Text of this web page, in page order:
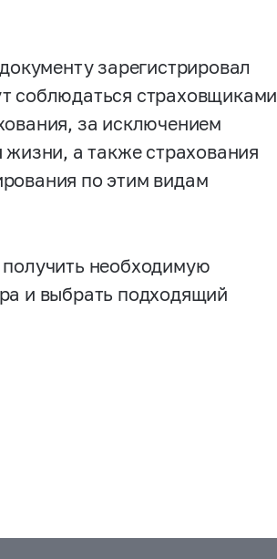
зарегистрировал
соблюдаться страховщиками
за исключением
жизни, а также страхования
по этим видам
необходимую
и выбрать подходящий